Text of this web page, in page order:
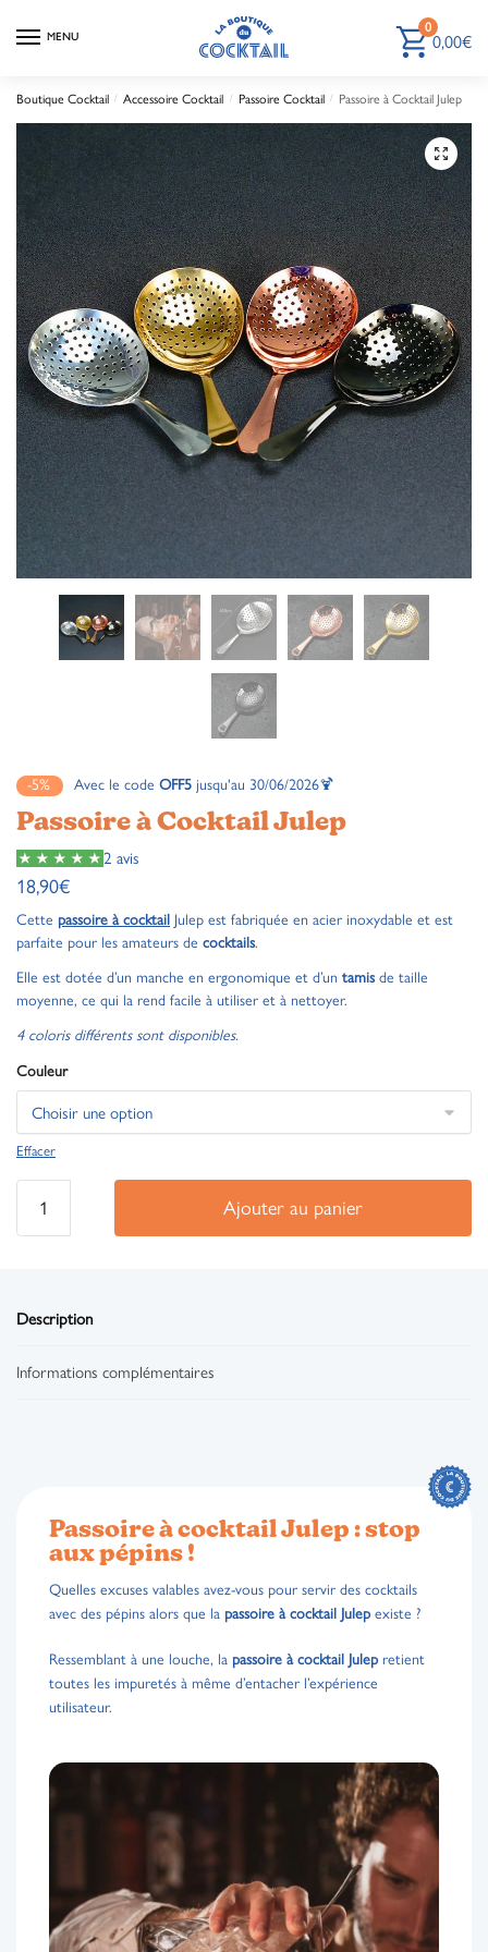
MENU
0
0,00€
Boutique Cocktail / Accessoire Cocktail / Passoire Cocktail / Passoire à Cocktail Julep
🔍
-5% Avec le code OFF5 jusqu'au 30/06/2026🍹
Passoire à Cocktail Julep
2 avis
18,90€
Cette passoire à cocktail Julep est fabriquée en acier inoxydable et est
parfaite pour les amateurs de cocktails.
Elle est dotée d’un manche en ergonomique et d’un tamis de taille
moyenne, ce qui la rend facile à utiliser et à nettoyer.
4 coloris différents sont disponibles.
Couleur
Effacer
Ajouter au panier
Description
Informations complémentaires
Passoire à cocktail Julep : stop
aux pépins !
Quelles excuses valables avez-vous pour servir des cocktails
avec des pépins alors que la passoire à cocktail Julepexiste ?
Ressemblant à une louche, la passoire à cocktail Julepretient
toutes les impuretés à même d’entacher l’expérience
utilisateur.